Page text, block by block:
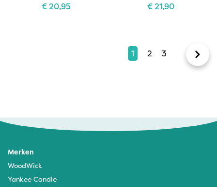
€20,95 €21,90
1 2 3
Merken
WoodWick
Yankee Candle